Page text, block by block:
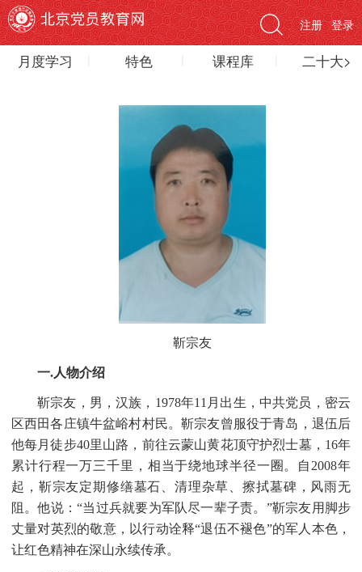
登录
注册
月度学习 特色 课程库 二十大>
靳宗友
一.人物介绍
靳宗友，男，汉族， 1978年11月出生，中共党员，密云
区西田各庄镇牛盆峪村村民。靳宗友曾服役于青岛，退伍后
他每月徒步40里山路，前往云蒙山黄花顶守护烈士墓，16年
累计行程一万三千里，相当于绕地球半径一圈。自2008年
起，靳宗友定期修缮墓石、清理杂草、擦拭墓碑，风雨无
阻。他说：“当过兵就要为军队尽一辈子责。”靳宗友用脚步
丈量对英烈的敬意，以行动诠释“退伍不褪色”的军人本色，
让红色精神在深山永续传承。